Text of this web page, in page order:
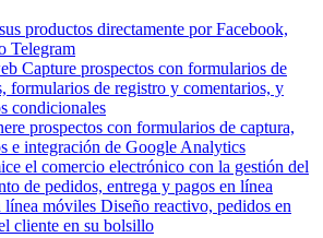
productos directamente por Facebook,
Telegram
Capture prospectos con formularios de
formularios de registro y comentarios, y
condicionales
prospectos con formularios de captura,
e integración de Google Analytics
el comercio electrónico con la gestión del
de pedidos, entrega y pagos en línea
línea móviles Diseño reactivo, pedidos en
cliente en su bolsillo